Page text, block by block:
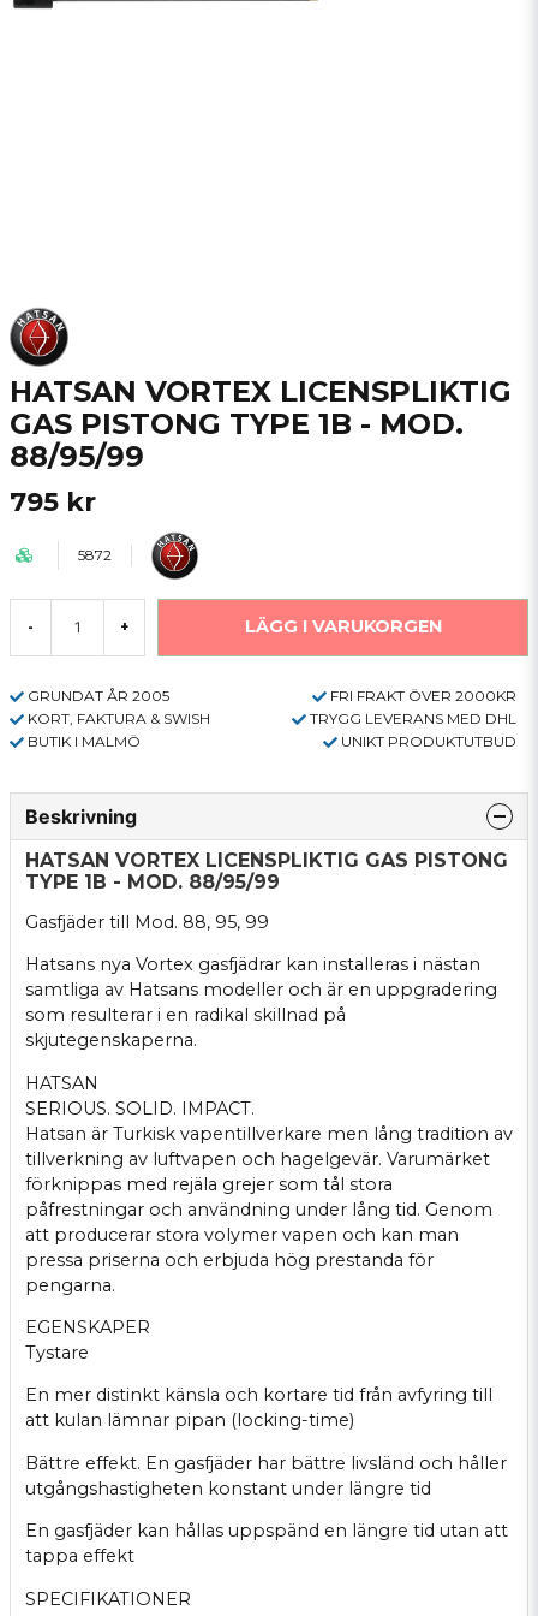
HATSAN VORTEX LICENSPLIKTIG
GAS PISTONG TYPE 1B - MOD.
88/95/99
795 kr
5872
- + LÄGG I VARUKORGEN
GRUNDAT ÅR 2005
FRI FRAKT ÖVER 2000KR
KORT, FAKTURA & SWISH
TRYGG LEVERANS MED DHL
BUTIK I MALMÖ
UNIKT PRODUKTUTBUD
Beskrivning
HATSAN VORTEX LICENSPLIKTIG GAS PISTONG
TYPE 1B - MOD. 88/95/99
Gasfjäder till Mod. 88, 95, 99
Hatsans nya Vortex gasfjädrar kan installeras i nästan
samtliga av Hatsans modeller och är en uppgradering
som resulterar i en radikal skillnad på
skjutegenskaperna.
HATSAN
SERIOUS. SOLID. IMPACT.
Hatsan är Turkisk vapentillverkare men lång tradition av
tillverkning av luftvapen och hagelgevär. Varumärket
förknippas med rejäla grejer som tål stora
påfrestningar och användning under lång tid. Genom
att producerar stora volymer vapen och kan man
pressa priserna och erbjuda hög prestanda för
pengarna.
EGENSKAPER
Tystare
En mer distinkt känsla och kortare tid från avfyring till
att kulan lämnar pipan (locking-time)
Bättre effekt. En gasfjäder har bättre livsländ och håller
utgångshastigheten konstant under längre tid
En gasfjäder kan hållas uppspänd en längre tid utan att
tappa effekt
SPECIFIKATIONER